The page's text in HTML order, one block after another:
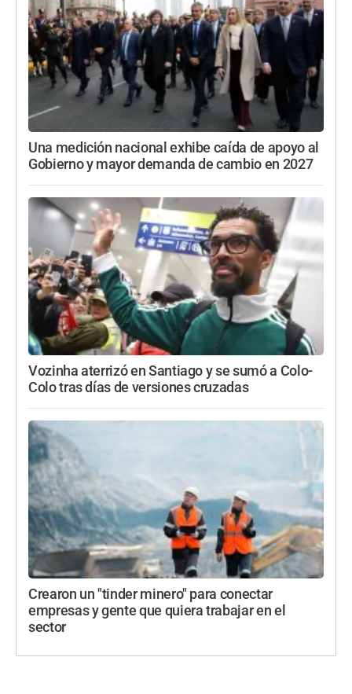
Una medición nacional exhibe caída de apoyo al
Gobierno y mayor demanda de cambio en 2027
Vozinha aterrizó en Santiago y se sumó a Colo-
Colo tras días de versiones cruzadas
Crearon un "tinder minero" para conectar
empresas y gente que quiera trabajar en el
sector